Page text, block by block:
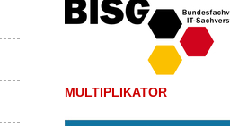
MULTIPLIKATOR